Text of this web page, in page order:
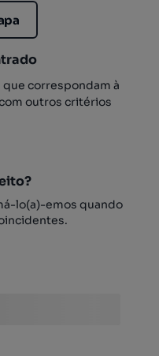
correspondam à
outros critérios
lo(a)-emos quando